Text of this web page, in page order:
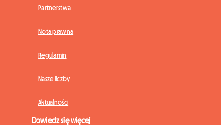
Partnerstwa
Nota prawna
Regulamin
Nasze liczby
Aktualności
Dowiedz się więcej